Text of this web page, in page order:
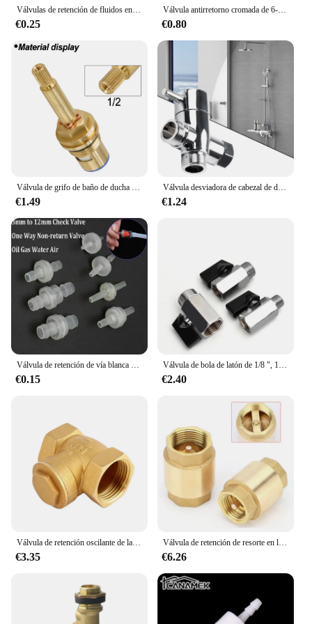
Válvulas de retención de fluidos en línea de agua sin retorno unidireccional de plástico para combustible, Gas y líquido
€0.25
Válvula antirretorno cromada de 6-12mm, válvula de retención unidireccional, aluminio, combustible, agua, Gas, vacío de aire, 6mm/8mm/10mm/12mm
€0.80
Válvula de grifo de baño de ducha de cobre, flujo de cuarto de vuelta, inserto de vástago largo y alto, interruptor suave de 20 y 12 tamaños, núcleo de válvula de agua caliente
€1.49
Válvula desviadora de cabezal de ducha de piezas, válvula de distribución de agua de tres vías, ajustable, 1/2 pulgadas, 1 unidad
€1.24
€0.15 €2.40
€3.35
Válvula de retención de resorte en línea, rosca hembra NPT, 1/2 ", 3/4", 1-1/2 ", válvula antireflujo unidireccional, Control de agua
€6.26